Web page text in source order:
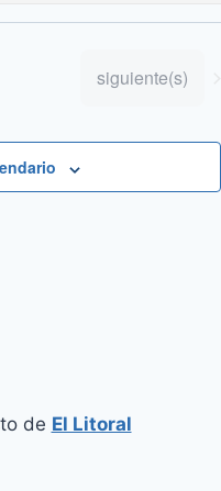
Eventos
siguiente(s)
de El Litoral